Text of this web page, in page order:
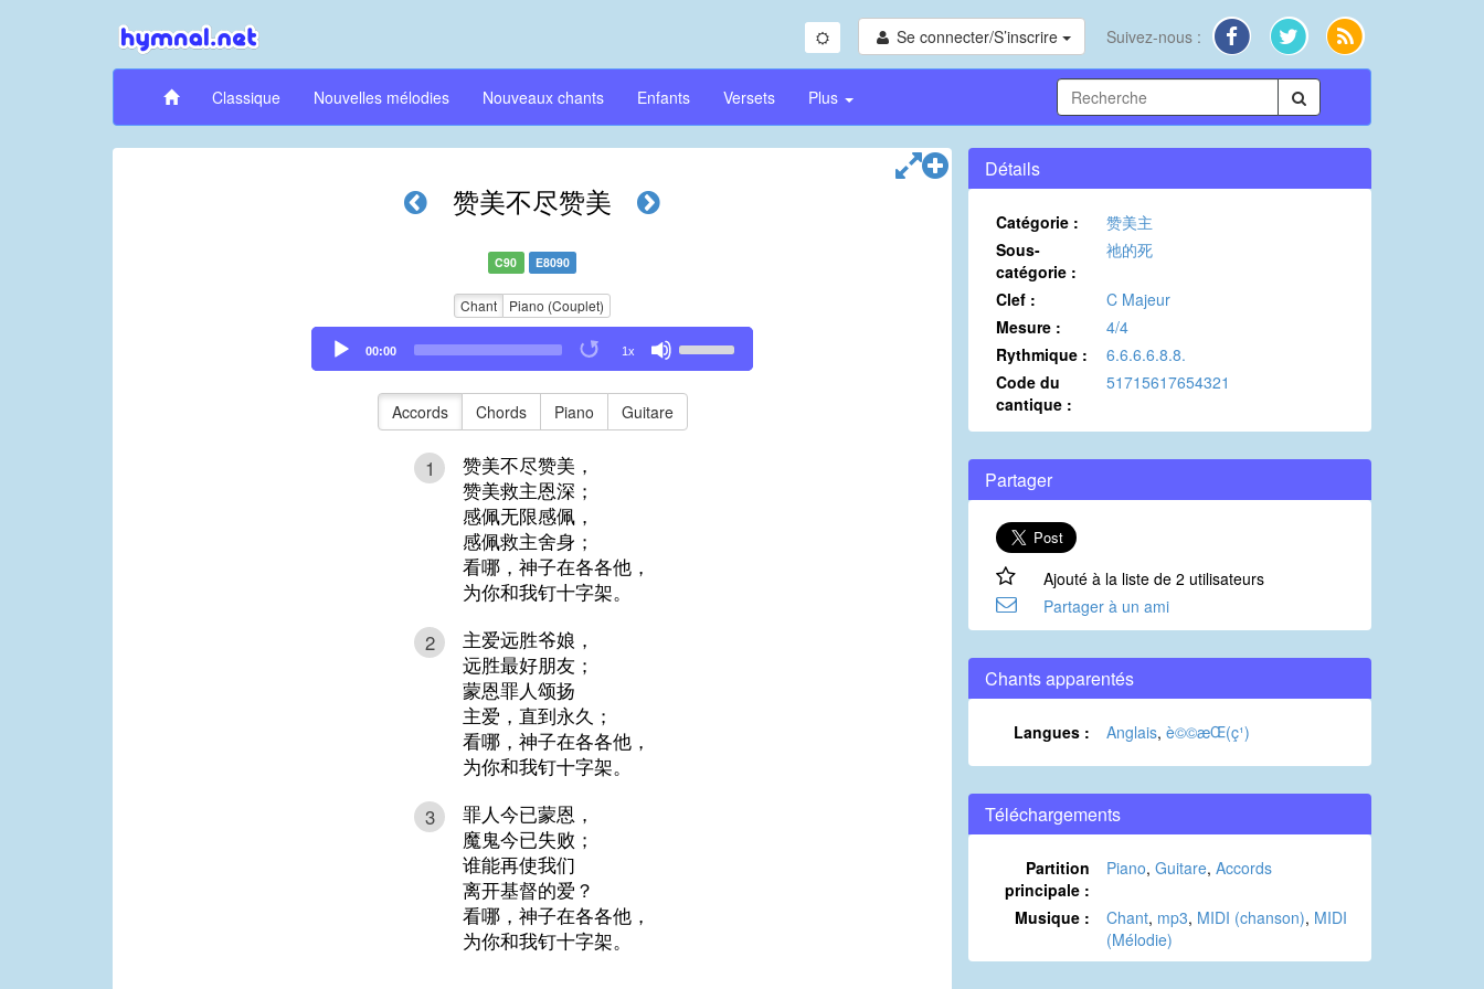
Se connecter/S’inscrire Suivez-nous :
Classique Nouvelles mélodies Nouveaux chants Enfants Versets Plus
赞美不尽赞美
C90 E8090
Chant Piano (Couplet)
Audio
Player
00:00 1x
Up/Down
to
Accords Chords Piano Guitare
1
赞美不尽赞美，
赞美救主恩深；
感佩无限感佩，
感佩救主舍身；
看哪，神子在各各他，
为你和我钉十字架。
2
主爱远胜爷娘，
远胜最好朋友；
蒙恩罪人颂扬
主爱，直到永久；
看哪，神子在各各他，
为你和我钉十字架。
3
罪人今已蒙恩，
魔鬼今已失败；
谁能再使我们
离开基督的爱？
看哪，神子在各各他，
为你和我钉十字架。
Détails
Catégorie :
赞美主
Sous-
catégorie :
祂的死
Clef :
C Majeur
Mesure :
4/4
Rythmique :
6.6.6.6.8.8.
Code du
cantique :
51715617654321
Partager
Ajouté à la liste de 2 utilisateurs
Partager à un ami
Chants apparentés
Langues : Anglais, è©©æ­Œ(ç¹)
Téléchargements
Partition
principale :
Piano, Guitare, Accords
Musique : Chant, mp3, MIDI (chanson), MIDI
(Mélodie)